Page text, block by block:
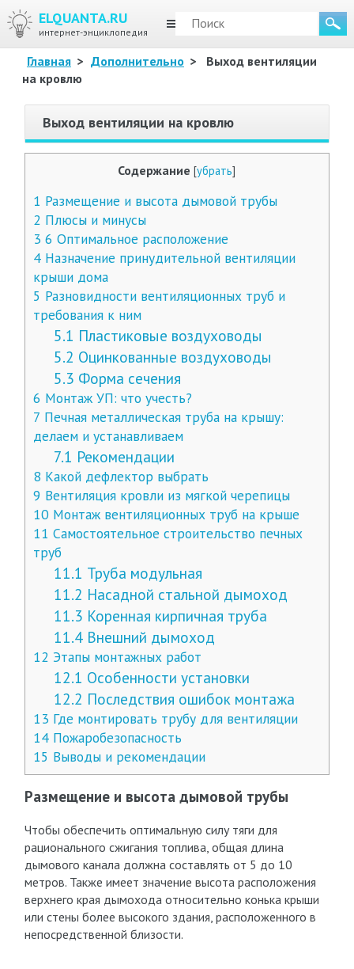
ELQUANTA.RU
интернет-энциклопедия
МЕНЮ
Главная > Дополнительно >
Выход вентиляции
на кровлю
Выход вентиляции на кровлю
Содержание [убрать]
1 Размещение и высота дымовой трубы
2 Плюсы и минусы
3 6 Оптимальное расположение
4Назначение принудительной вентиляции
крыши дома
5 Разновидности вентиляционных труб и
требования к ним
5.1 Пластиковые воздуховоды
5.2 Оцинкованные воздуховоды
5.3 Форма сечения
6 Монтаж УП: что учесть?
7 Печная металлическая труба на крышу:
делаем и устанавливаем
7.1 Рекомендации
8 Какой дефлектор выбрать
9 Вентиляция кровли из мягкой черепицы
10Монтаж вентиляционных труб на крыше
11 Самостоятельное строительство печных
труб
11.1 Труба модульная
11.2 Насадной стальной дымоход
11.3 Коренная кирпичная труба
11.4 Внешний дымоход
12 Этапы монтажных работ
12.1 Особенности установки
12.2 Последствия ошибок монтажа
13 Где монтировать трубу для вентиляции
14Пожаробезопасность
15 Выводы и рекомендации
Размещение и высота дымовой трубы
Чтобы обеспечить оптимальную силу тяги для
рационального сжигания топлива, общая длина
дымового канала должна составлять от 5 до 10
метров. Также имеет значение высота расположения
верхнего края дымохода относительно конька крыши
или стены более высокого здания, расположенного в
непосредственной близости.